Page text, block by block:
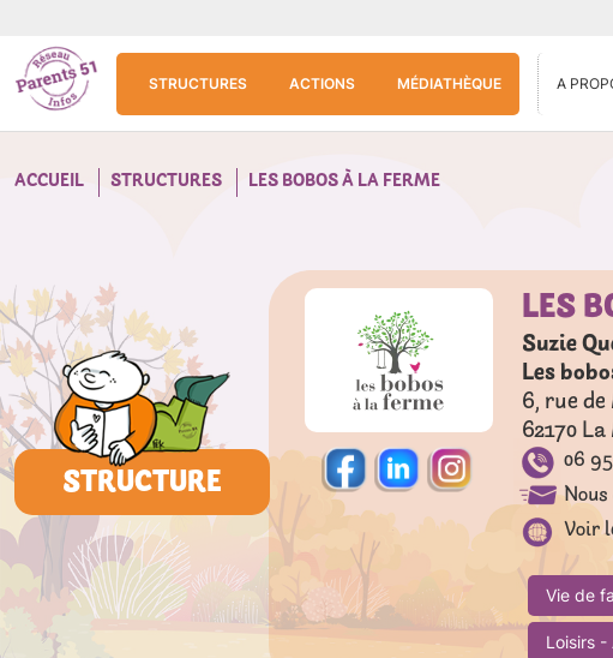
STRUCTURES ACTIONS MÉDIATHÈQUE A
ACCUEIL STRUCTURES LES BOBOS À LA FERME
STRUCTURE
LES
Suzie
Les
6, rue
62170
06
Voir
Vie de
Loisirs -